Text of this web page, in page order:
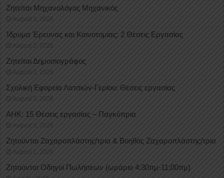
Ζητείται Μηχανολόγος Μηχανικός
August 3, 2026
Ίδρυμα Έρευνας και Καινοτομίας: 2 Θέσεις Εργασίας
August 3, 2026
Ζητείται Δημοσιογράφος
August 3, 2026
Σχολική Εφορεία Λατσιών-Γερίου: Θέσεις εργασίας
August 3, 2026
ΑΗΚ: 15 Θέσεις εργασίας – Παγκύπρια
August 3, 2026
Ζητούνται Ζαχαροπλάστης/τρια & Βοηθός Ζαχαροπλάστης/τρια
August 1, 2026
Ζητούνται Οδηγοί Πωλήσεων (ωράριο 4:30πμ-11:00πμ)